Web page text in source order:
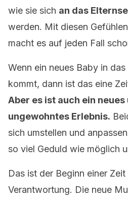
wie sie sich an das
werden. Mit diesen
macht es auf jeden Fall
Wenn ein neues Baby in
kommt, dann ist das eine
Aber es ist auch ein neues
ungewohntes Erlebnis.
sich umstellen und
so viel Geduld wie möglich
Das ist der Beginn einer
Verantwortung. Die neue